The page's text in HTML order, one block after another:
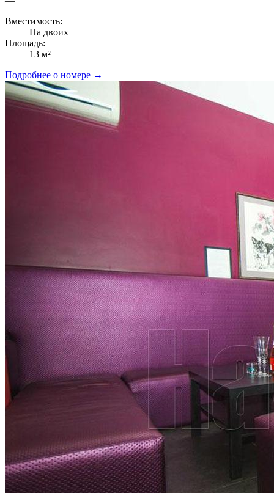
Вместимость:
На двоих
Площадь:
13 м²
Подробнее о номере →